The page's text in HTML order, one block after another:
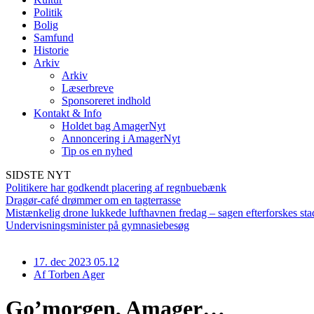
Politik
Bolig
Samfund
Historie
Arkiv
Arkiv
Læserbreve
Sponsoreret indhold
Kontakt & Info
Holdet bag AmagerNyt
Annoncering i AmagerNyt
Tip os en nyhed
SIDSTE NYT
Politikere har godkendt placering af regnbuebænk
Dragør-café drømmer om en tagterrasse
Mistænkelig drone lukkede lufthavnen fredag – sagen efterforskes
Undervisningsminister på gymnasiebesøg
17. dec 2023 05.12
AfTorben Ager
Go’morgen, Amager…